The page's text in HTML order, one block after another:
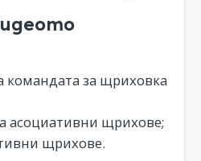
командата за щриховка
асоциативни щрихове;
щрихове.